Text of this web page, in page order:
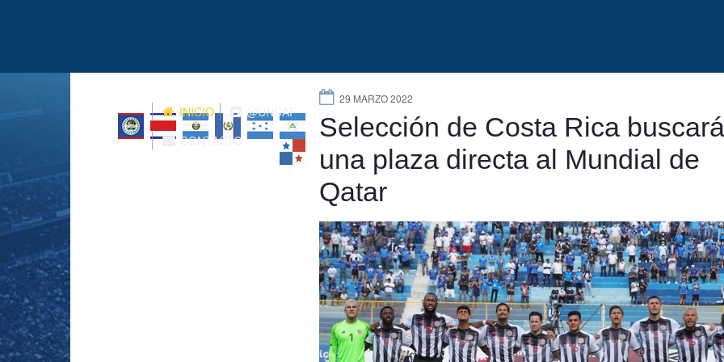
INICIO
@UNCAF
CONTACTO
29 MARZO 2022
Selección de Costa Rica buscará
una plaza directa al Mundial de
Qatar